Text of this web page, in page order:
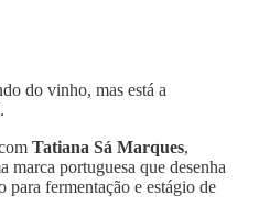
do vinho, mas está a
Tatiana Sá Marques,
marca portuguesa que desenha
para fermentação e estágio de